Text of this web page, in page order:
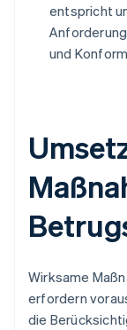
entspricht
und
Wirksame
erfordern
die